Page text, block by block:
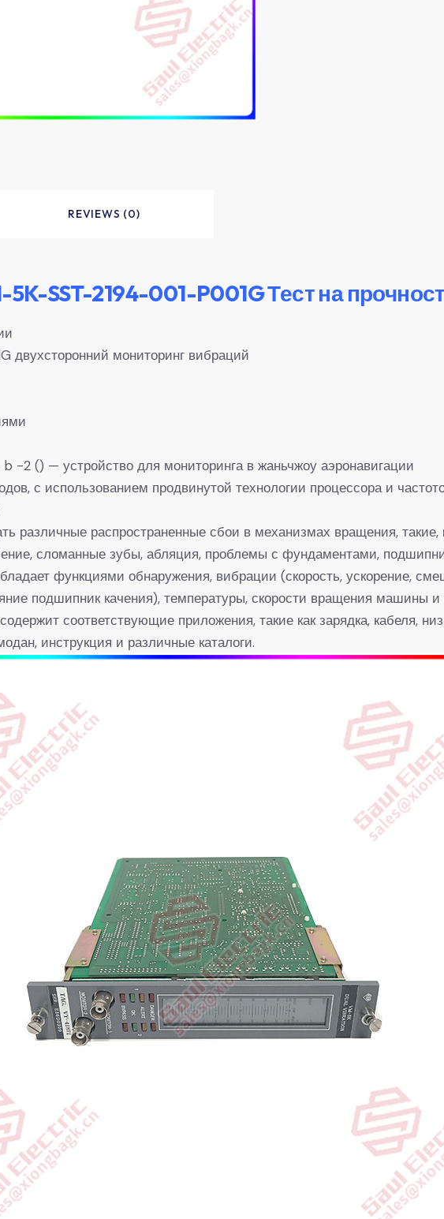
REVIEWS (0)
SST-2194-001-P001G Тест на
мониторинг вибраций
() — устройство для мониторинга в жаньчжоу аэронавигации
с использованием продвинутой технологии процессора и
различные распространенные сбои в механизмах вращения, такие,
сломанные зубы, абляция, проблемы с фундаментами,
функциями обнаружения, вибрации (скорость, ускорение,
подшипник качения), температуры, скорости вращения машины и
соответствующие приложения, такие как зарядка, кабеля,
инструкция и различные каталоги.